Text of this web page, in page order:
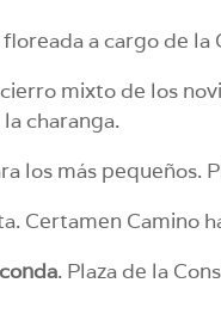
a cargo de la
mixto de los
charanga.
los más pequeños.
Certamen Camino
. Plaza de la